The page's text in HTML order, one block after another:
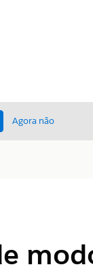
Agora não